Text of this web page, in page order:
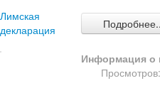
Лимская
декларация
Информация о